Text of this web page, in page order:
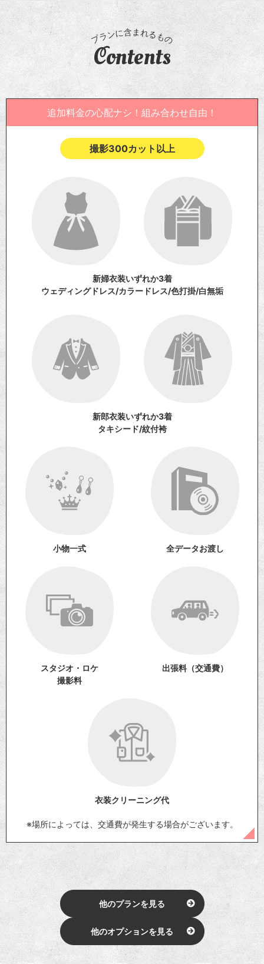
Contents
追加料金の心配ナシ！組み合わせ自由！
撮影300カット以上
新婦衣装いずれか3着
ウェディングドレス/カラードレス/色打掛/白無垢
新郎衣装いずれか3着
タキシード/紋付袴
小物一式 全データお渡し
スタジオ・ロケ
撮影料
出張料（交通費）
衣装クリーニング代
※場所によっては、交通費が発生する場合がございます。
他のプランを見る
他のオプションを見る